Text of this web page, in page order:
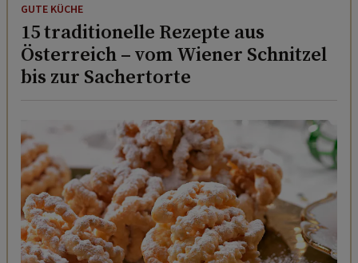
GUTE KÜCHE
15 traditionelle Rezepte aus
Österreich – vom Wiener Schnitzel
bis zur Sachertorte